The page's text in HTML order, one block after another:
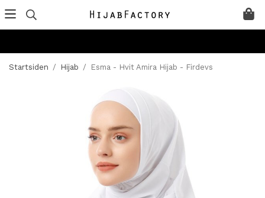
Startsiden / Hijab / Esma - Hvit Amira Hijab - Firdevs